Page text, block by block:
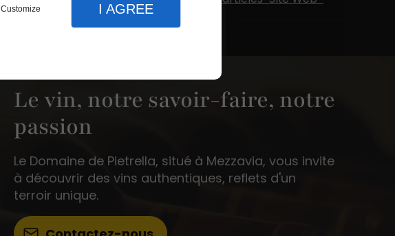
Customize I AGREE
Le vin, notre savoir-faire, notre
passion
Le Domaine de Pietrella, situé à Mezzavia, vous invite
à découvrir des vins authentiques, reflets d'un
terroir unique.